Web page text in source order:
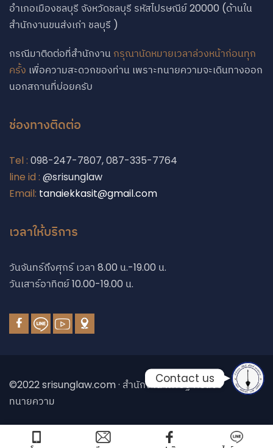
อำเภอเมืองชลบุรี จังหวัดชลบุรี รหัสไปรษณีย์ 20000 (ด้านใน
สำนักงานขนส่งเก่า ชลบุรี )
กรณีมาติดต่อที่สำนักงาน กรุณานัดหมายเวลาล่วงหน้าก่อนทุก
ครั้ง เพื่อความสะดวกของท่าน เพราะทนายความจะเดินทางออก
นอกสถานที่บ่อยครับ
ช่องทางติดต่อ
Tel : 098-247-7807, 087-335-7764
line id : @srisunglaw
Email: tanaiekkasit@gmail.com
เวลาให้บริการ
วันจันทร์ถึงศุกร์ เวลา 8.00 น.-19.00 น.
วันเสาร์อาทิตย์ 10.00-19.00 น.
©2022 srisunglaw.com · สำนักงาน พิศิษฐ์ ศรีสังข์
ทนายความ
Contact us